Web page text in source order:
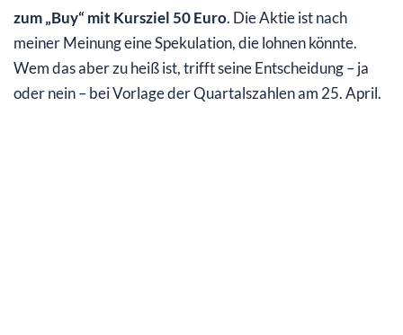
zum „Buy“ mit Kursziel 50 Euro. Die Aktie ist nach
meiner Meinung eine Spekulation, die lohnen könnte.
Wem das aber zu heiß ist, trifft seine Entscheidung – ja
oder nein – bei Vorlage der Quartalszahlen am 25. April.